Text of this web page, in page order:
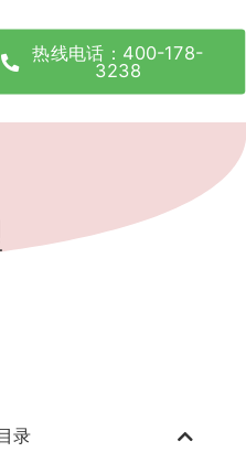
热线电话：400-178-
3238
录